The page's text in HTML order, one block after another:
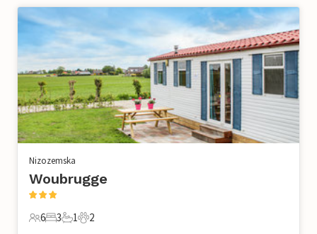
Nizozemska
Woubrugge
6 Gosti
6
3 Spavaće sobe
3
1 Kupaonica
1
2 Kućni ljubimac
2